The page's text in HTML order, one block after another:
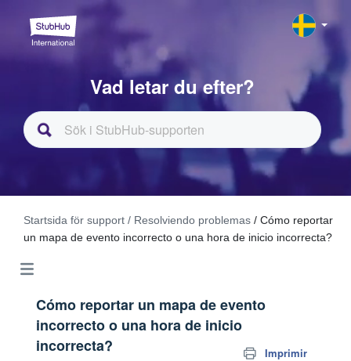
Vad letar du efter?
Startsida för support / Resolviendo problemas / Cómo reportar
un mapa de evento incorrecto o una hora de inicio incorrecta?
Cómo reportar un mapa de evento
incorrecto o una hora de inicio
incorrecta?
Imprimir